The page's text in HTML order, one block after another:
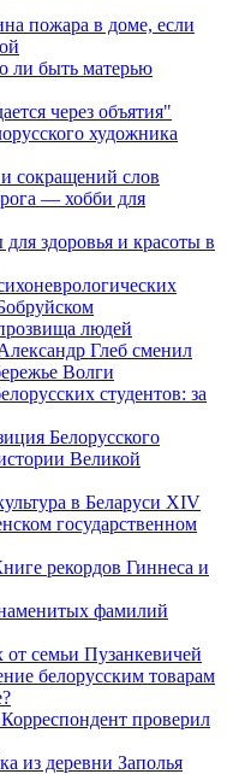
пожара в доме, если
ли быть матерью
через объятия"
художника
сокращений слов
— хобби для
здоровья и красоты в
людей
Глеб сменил
Волги
студентов: за
Белорусского
Великой
в Беларуси XIV
государственном
рекордов Гиннеса и
фамилий
семьи Пузанкевичей
белорусским товарам
проверил
из деревни Заполья